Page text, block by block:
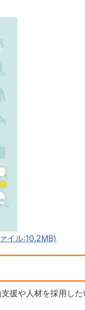
イル:10.2MB)
援や人材を採用し